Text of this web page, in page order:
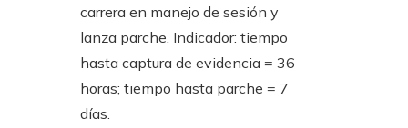
carrera en manejo de sesión y
lanza parche. Indicador: tiempo
hasta captura de evidencia = 36
horas; tiempo hasta parche = 7
días.